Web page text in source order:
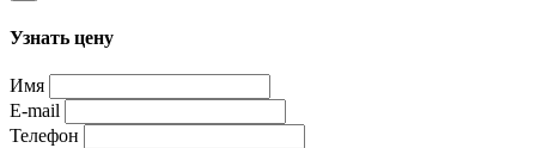
Узнать цену
Имя
E-mail
Телефон